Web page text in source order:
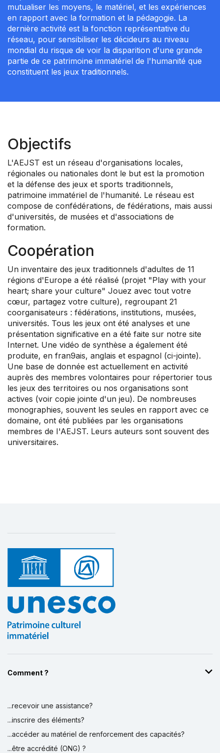
mutualiser les moyens, le matériel, et les expériences
en rapport avec la formation et la pédagogie. La
dernière activité est la fonction représentative du
réseau, pour sensibiliser les décideurs au niveau
mondial du risque de voir la disparition d'une grande
partie de ce patrimoine immatériel de l'humanité que
constituent les jeux traditionnels.
Objectifs
L'AEJST est un réseau d'organisations locales,
régionales ou nationales dont le but est la promotion
et la défense des jeux et sports traditionnels,
patrimoine immatériel de l'humanité. Le réseau est
compose de confédérations, de fédérations, mais aussi
d'universités, de musées et d'associations de
formation.
Coopération
Un inventaire des jeux traditionnels d'adultes de 11
régions d'Europe a été réalisé (projet "Play with your
heart; share your culture" Jouez avec tout votre
cœur, partagez votre culture), regroupant 21
coorganisateurs : fédérations, institutions, musées,
universités. Tous les jeux ont été analyses et une
présentation significative en a été faite sur notre site
Internet. Une vidéo de synthèse a également été
produite, en fran9ais, anglais et espagnol (ci-jointe).
Une base de donnée est actuellement en activité
auprès des membres volontaires pour répertorier tous
les jeux des territoires ou nos organisations sont
actives (voir copie jointe d'un jeu). De nombreuses
monographies, souvent les seules en rapport avec ce
domaine, ont été publiées par les organisations
membres de I'AEJST. Leurs auteurs sont souvent des
universitaires.
Comment ?
...recevoir une assistance?
...inscrire des éléments?
...accéder au matériel de renforcement des capacités?
...être accrédité (ONG) ?